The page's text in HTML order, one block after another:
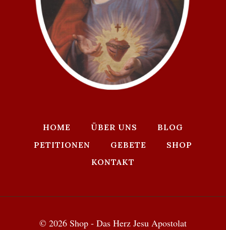
HOME ÜBER UNS
BLOG
PETITIONEN
GEBETE
SHOP
KONTAKT
© 2026 Shop - Das Herz Jesu Apostolat